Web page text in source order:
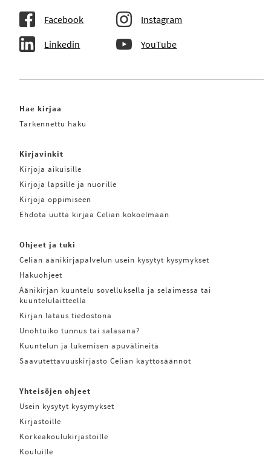
Facebook Instagram
Linkedin YouTube
Hae kirjaa
Tarkennettu haku
Kirjavinkit
Kirjoja aikuisille
Kirjoja lapsille ja nuorille
Kirjoja oppimiseen
Ehdota uutta kirjaa Celian kokoelmaan
Ohjeet ja tuki
Celian äänikirjapalvelun usein kysytyt kysymykset
Hakuohjeet
Äänikirjan kuuntelu sovelluksella ja selaimessa tai
kuuntelulaitteella
Kirjan lataus tiedostona
Unohtuiko tunnus tai salasana?
Kuuntelun ja lukemisen apuvälineitä
Saavutettavuuskirjasto Celian käyttösäännöt
Yhteisöjen ohjeet
Usein kysytyt kysymykset
Kirjastoille
Korkeakoulukirjastoille
Kouluille